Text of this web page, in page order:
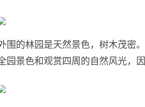
围的林园是天然景色，树木茂密
园景色和观赏四周的自然风光，